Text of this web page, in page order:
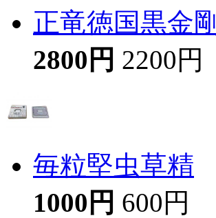
正竜徳国黒金剛
2800円 2200円
毎粒堅虫草精
1000円 600円